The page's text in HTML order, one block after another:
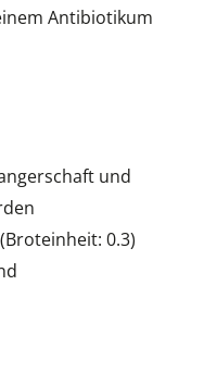
Antibiotikum
und
0.3)